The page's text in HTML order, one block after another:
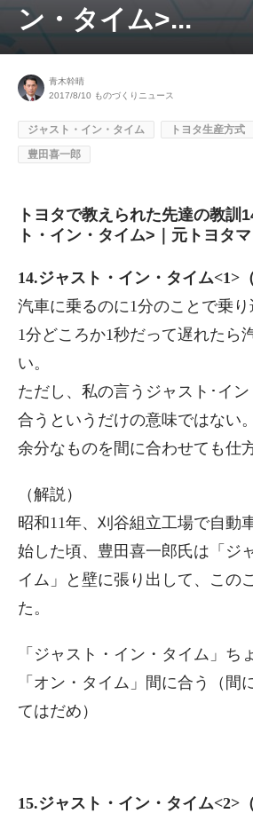
ン・タイム>...
青木幹晴
2017/8/10 ものづくりニュース
ジャスト・イン・タイム トヨタ生産方式
豊田喜一郎
トヨタで教えられた先達の教訓
ト・イン・タイム>｜元トヨタマ
14.ジャスト・イン・タイム<1>
汽車に乗るのに1分のことで乗り
1分どころか1秒だって遅れたら
い。
ただし、私の言うジャスト･イ
合うというだけの意味ではない。
余分なものを間に合わせても仕
（解説）
昭和11年、刈谷組立工場で自動
始した頃、豊田喜一郎氏は「ジ
イム」と壁に張り出して、この
た。
「ジャスト・イン・タイム」ち
「オン・タイム」間に合う（間
てはだめ）
15.ジャスト・イン・タイム<2>